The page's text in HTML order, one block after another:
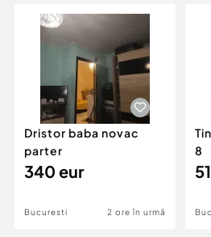
Servicii
Animale de companie
Afaceri și echipamente
Inchiriere Bunuri si Vehicule
Utilaje agricole si industriale
Piese auto si accesorii
Dacia Duster
Dristor baba novac
parter
340 eur
Bucuresti 2 ore în urmă
8